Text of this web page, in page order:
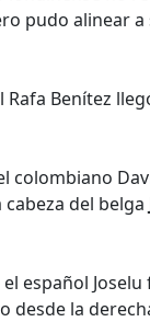
pudo alinear a
Benítez
colombiano
del belga
español
desde la